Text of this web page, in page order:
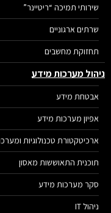
שירותי תמיכה “ריטיינר”
שרתים ארגוניים
תחזוקת מחשבים
מערכות מידע
אבטחת מידע
אפיון מערכות מידע
ארכיטקטורת טכנולוגיות ומערכות
תוכנית התאוששות מאסון
סקר מערכות מידע
ניהול IT